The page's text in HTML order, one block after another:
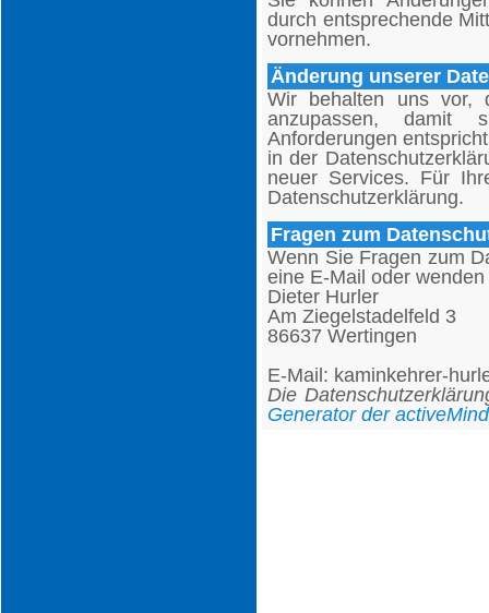
durch entsprechende
vornehmen.
Änderung unserer
Wir behalten uns vor,
anzupassen, damit
Anforderungen
in der
neuer Services. Für
Datenschutzerklärung.
Fragen zum
Wenn Sie Fragen zum
eine E-Mail oder
Dieter Hurler
Am Ziegelstadelfeld 3
86637 Wertingen
E-Mail: kaminkehrer-
Die
Generator der